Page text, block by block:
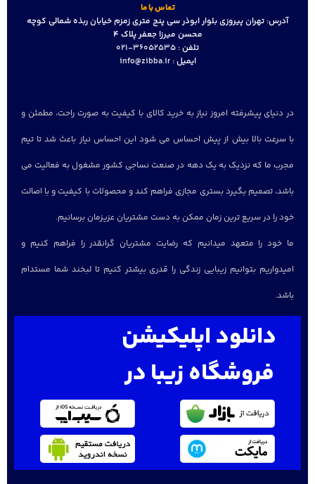
تماس با ما
آدرس: تهران پیروزی بلوار ابوذر سی پنج متری زمزم خیابان ربذه شمالی کوچه
محسن میرزا جعفر پلاک 4
تلفن : 36052535-021
ایمیل :info@zibba.ir
در دنیای پیشرفته امروز نیاز به خرید کالای با کیفیت به صورت راحت، مطمئن و
با سرعت بالا بیش از پیش احساس می شود این احساس نیاز باعث شد تا تیم
مجرب ما که نزدیک به یک دهه در صنعت نساجی کشور مشغول به فعالیت می
باشد، تصمیم بگیرد بستری مجازی فراهم کند و محصولات با کیفیت و با اصالت
خود را در سریع ترین زمان ممکن به دست مشتریان عزیزمان برسانیم.
ما خود را متعهد میدانیم که رضایت مشتریان گرانقدر را فراهم کنیم و
امیدواریم بتوانیم زیبایی زندگی را قدری بیشتر کنیم تا لبخند شما مستدام
باشد.
دانلود اپلیکیشن
فروشگاه زیبا در